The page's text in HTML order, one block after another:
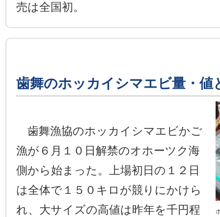
売は全国初。
歯舞のホッカイシマエビ量・値
歯舞漁協のホッカイシマエビかご
漁が６月１０日解禁のオホーツク海
側から始まった。上場初日の１２日
は全体で１５０キロが競りにかけら
れ、大サイズの高値は昨年を千円程